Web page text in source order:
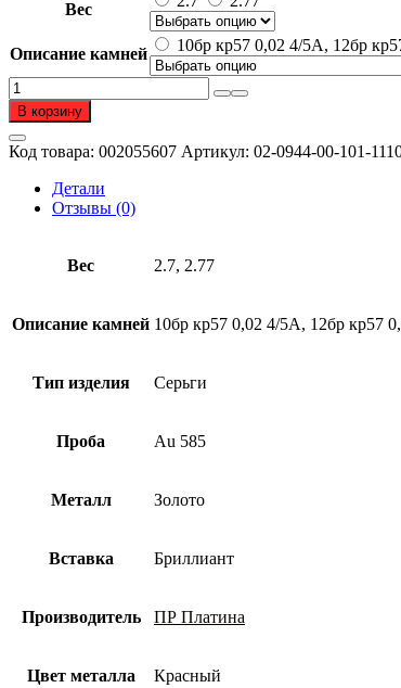
488 ₽
–
77
566 ₽
Вес
Описание камней
10бр кр57 0,02 4/5А, 12бр
Количество
товара
Серьги
из
золота
пробы
В корзину
Код товара: 002055607 Артикул: 02-0944-00-101-
Детали
Отзывы (0)
Вес 2.7, 2.77
Описание камней 10бр кр57 0,02 4/5А, 12бр кр57
Тип изделия Серьги
Проба Au 585
Металл Золото
Вставка Бриллиант
Производитель ПР Платина
Цвет металла Красный